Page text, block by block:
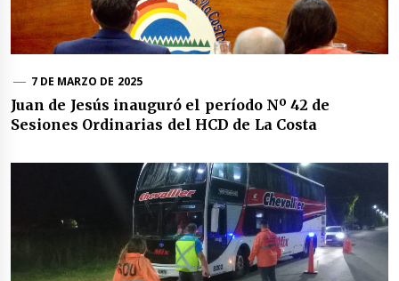
7 DE MARZO DE 2025
Juan de Jesús inauguró el período Nº 42 de
Sesiones Ordinarias del HCD de La Costa